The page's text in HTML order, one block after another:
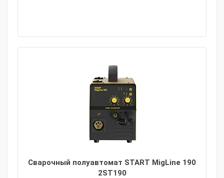
Сварочный полуавтомат START MigLine 190
2ST190